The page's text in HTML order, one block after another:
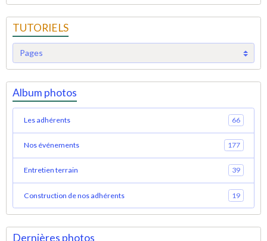
TUTORIELS
Album photos
Les adhérents 66
Nos événements 177
Entretien terrain 39
Construction de nos adhérents 19
Dernières photos